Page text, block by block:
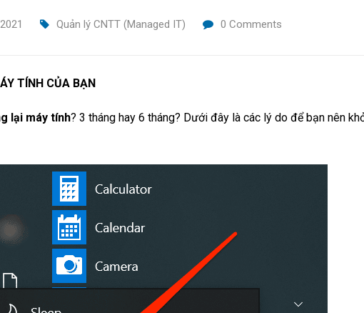
Quản lý CNTT (Managed IT) 0 Comments
TÍNH CỦA BẠN
lại máy tính? 3 tháng hay 6 tháng? Dưới đây là các lý do để bạn nên